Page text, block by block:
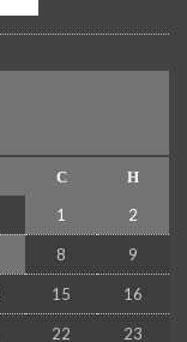
С
Н
1
2
8 9
15 16
22 23